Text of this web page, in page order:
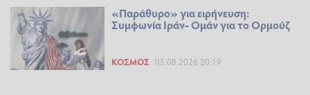
«Παράθυρο» για ειρήνευση:
Συμφωνία Ιράν- Ομάν για το Ορμούζ
ΚΌΣΜΟΣ 05.08.2026 20:19